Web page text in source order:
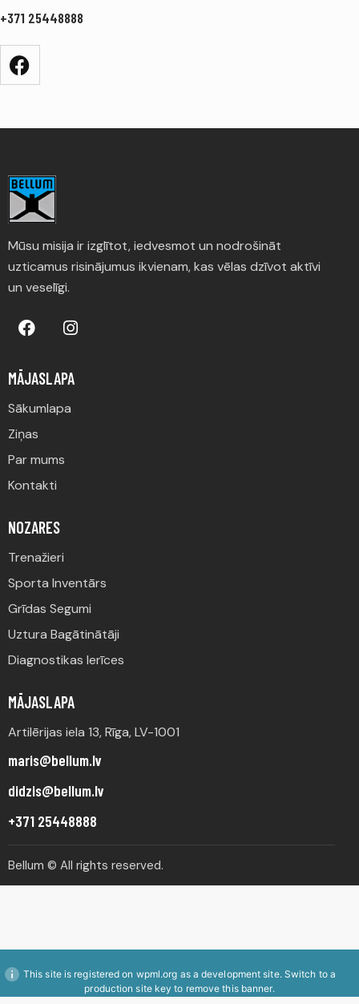
+371 25448888
Mūsu misija ir izglītot, iedvesmot un nodrošināt
uzticamus risinājumus ikvienam, kas vēlas dzīvot aktīvi
un veselīgi.
MĀJASLAPA
Sākumlapa
Ziņas
Par mums
Kontakti
NOZARES
Trenažieri
Sporta Inventārs
Grīdas Segumi
Uztura Bagātinātāji
Diagnostikas Ierīces
MĀJASLAPA
Artilērijas iela 13, Rīga, LV-1001
maris@bellum.lv
didzis@bellum.lv
+371 25448888
Bellum © All rights reserved.
This site is registered on wpml.org as a development site. Switch to a
production site key to remove this banner.